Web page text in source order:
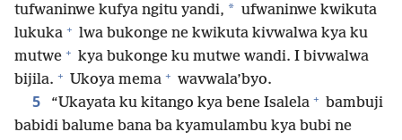
tufwaninwe kufya ngitu yandi, * ufwaninwe kwikuta
lukuka + lwa bukonge ne kwikuta kivwalwa kya ku
mutwe + kya bukonge ku mutwe wandi. I bivwalwa
bijila. + Ukoya mema + wavwala’byo.
5 “Ukayata ku kitango kya bene Isalela + bambuji
babidi balume bana ba kyamulambu kya bubi ne